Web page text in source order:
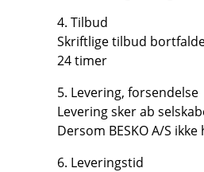
4. Tilbud
Skriftlige tilbud
24 timer
5. Levering, forsendelse
Levering sker ab
Dersom BESKO A/S
6. Leveringstid